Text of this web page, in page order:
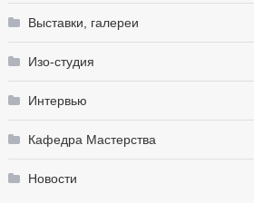
Выставки, галереи
Изо-студия
Интервью
Кафедра Мастерства
Новости